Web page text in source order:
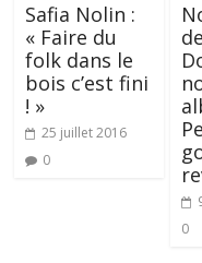
Safia Nolin :
« Faire du
folk dans le
bois c’est fini
! »
25 juillet 2016
0
0